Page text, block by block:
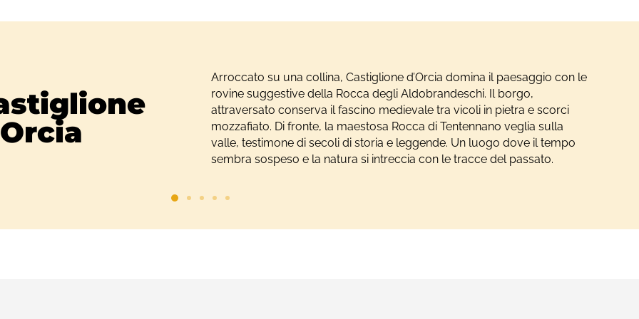
Arroccato su una collina, Castiglione d’Orcia domina il paesaggio con le
rovine suggestive della Rocca degli Aldobrandeschi. Il borgo,
attraversato conserva il fascino medievale tra vicoli in pietra e scorci
mozzafiato. Di fronte, la maestosa Rocca di Tentennano veglia sulla
valle, testimone di secoli di storia e leggende. Un luogo dove il tempo
sembra sospeso e la natura si intreccia con le tracce del passato.